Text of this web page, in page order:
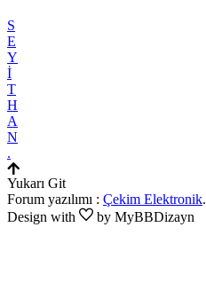
S
E
Y
İ
T
H
A
N
.
Yukarı Git
Forum yazılımı : Çekim Elektronik.
Design with
by MyBBDizayn